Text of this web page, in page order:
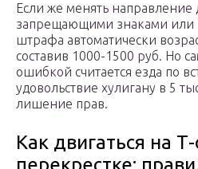
Если же менять направление
запрещающими знаками или
штрафа автоматически
составив 1000-1500 руб. Но
ошибкой считается езда по
удовольствие хулигану в 5
лишение прав.
Как двигаться на